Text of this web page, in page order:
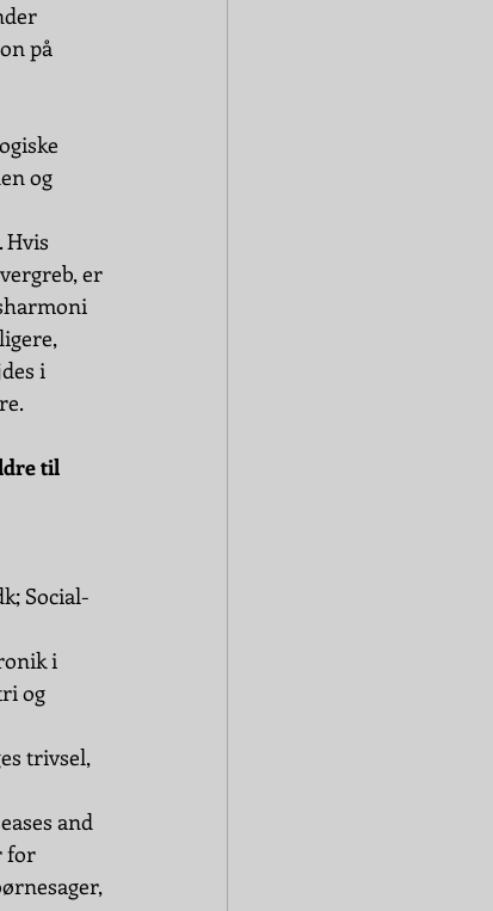
på
og
Hvis
er
i
til
; Social-
i
og
trivsel,
and
for